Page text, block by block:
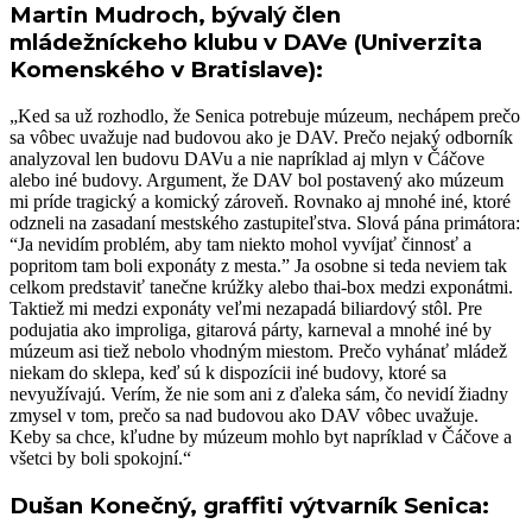
Martin Mudroch, bývalý člen
mládežníckeho klubu v DAVe (Univerzita
Komenského v Bratislave):
„Ked sa už rozhodlo, že Senica potrebuje múzeum, nechápem prečo
sa vôbec uvažuje nad budovou ako je DAV. Prečo nejaký odborník
analyzoval len budovu DAVu a nie napríklad aj mlyn v Čáčove
alebo iné budovy. Argument, že DAV bol postavený ako múzeum
mi príde tragický a komický zároveň. Rovnako aj mnohé iné, ktoré
odzneli na zasadaní mestského zastupiteľstva. Slová pána primátora:
“Ja nevidím problém, aby tam niekto mohol vyvíjať činnosť a
popritom tam boli exponáty z mesta.” Ja osobne si teda neviem tak
celkom predstaviť tanečne krúžky alebo thai-box medzi exponátmi.
Taktiež mi medzi exponáty veľmi nezapadá biliardový stôl. Pre
podujatia ako improliga, gitarová párty, karneval a mnohé iné by
múzeum asi tiež nebolo vhodným miestom. Prečo vyhánať mládež
niekam do sklepa, keď sú k dispozícii iné budovy, ktoré sa
nevyužívajú. Verím, že nie som ani z ďaleka sám, čo nevidí žiadny
zmysel v tom, prečo sa nad budovou ako DAV vôbec uvažuje.
Keby sa chce, kľudne by múzeum mohlo byt napríklad v Čáčove a
všetci by boli spokojní.“
Dušan Konečný, graffiti výtvarník Senica: